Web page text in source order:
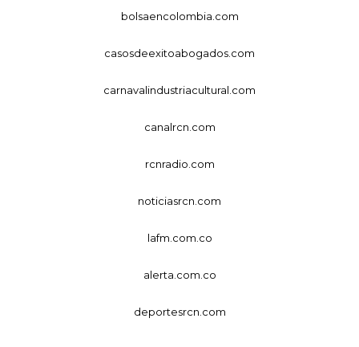
bolsaencolombia.com
casosdeexitoabogados.com
carnavalindustriacultural.com
canalrcn.com
rcnradio.com
noticiasrcn.com
lafm.com.co
alerta.com.co
deportesrcn.com